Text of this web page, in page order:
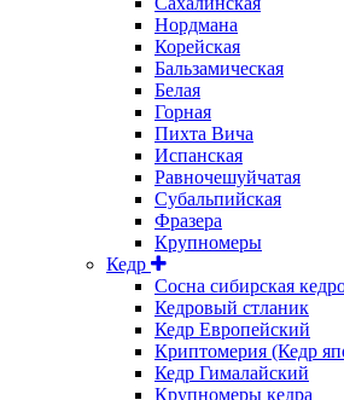
Нордмана
Корейская
Бальзамическая
Белая
Горная
Пихта Вича
Испанская
Равночешуйчатая
Субальпийская
Фразера
Крупномеры
Кедр
Сосна сибирская
Кедровый стланик
Кедр Европейский
Криптомерия (Кедр
Кедр Гималайский
Крупномеры кедра